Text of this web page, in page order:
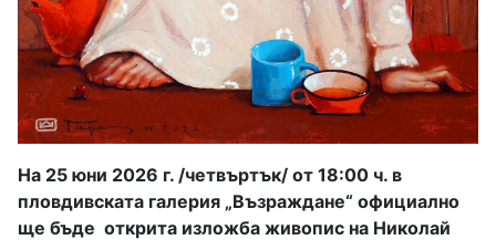
На 25 юни 2026 г. /четвъртък/ от 18:00 ч. в
пловдивската галерия „Възраждане“ официално
ще бъде открита изложба живопис на Николай